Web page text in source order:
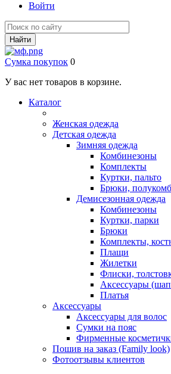
Войти
Найти
Сумка покупок 0
У вас нет товаров в корзине.
Каталог
Женская одежда
Детская одежда
Зимняя одежда
Комбинезоны
Комплекты
Куртки, пальто
Брюки,
Демисезонная одежда
Комбинезоны
Куртки, парки
Брюки
Комплекты,
Плащи
Жилетки
Флиски,
Аксессуары
Платья
Аксессуары
Аксессуары для волос
Сумки на пояс
Фирменные
Пошив на заказ (Family look)
Фотоотзывы клиентов